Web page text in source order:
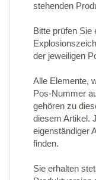
stehenden
Bitte prüfen Sie
der jeweiligen
Alle Elemente,
Pos-Nummer
gehören zu
diesem Artikel.
eigenständiger
finden.
Sie erhalten